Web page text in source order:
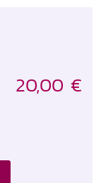
20,00 €